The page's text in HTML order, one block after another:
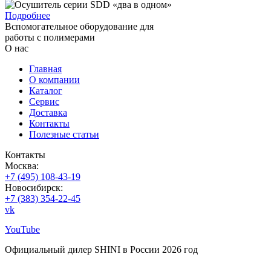
Подробнее
Вспомогательное оборудование для
работы с полимерами
О нас
Главная
О компании
Каталог
Сервис
Доставка
Контакты
Полезные статьи
Контакты
Москва:
+7 (495) 108-43-19
Новосибирск:
+7 (383) 354-22-45
vk
YouTube
Официальный дилер SHINI в России 2026 год